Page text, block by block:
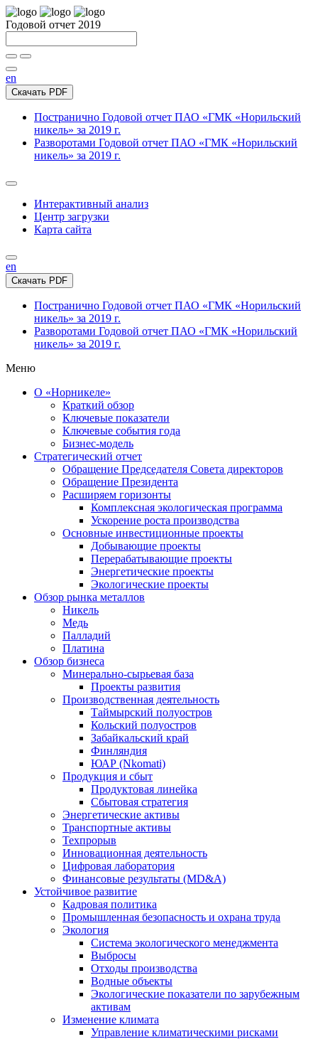
Годовой отчет 2019
en
Скачать PDF
Постранично Годовой отчет ПАО «ГМК «Норильский
никель» за 2019 г.
Разворотами Годовой отчет ПАО «ГМК «Норильский
никель» за 2019 г.
Интерактивный анализ
Центр загрузки
Карта сайта
en
Скачать PDF
Постранично Годовой отчет ПАО «ГМК «Норильский
никель» за 2019 г.
Разворотами Годовой отчет ПАО «ГМК «Норильский
никель» за 2019 г.
Меню
О «Норникеле»
Краткий обзор
Ключевые показатели
Ключевые события года
Бизнес-модель
Стратегический отчет
Обращение Председателя Совета директоров
Обращение Президента
Расширяем горизонты
Комплексная экологическая программа
Ускорение роста производства
Основные инвестиционные проекты
Добывающие проекты
Перерабатывающие проекты
Энергетические проекты
Экологические проекты
Обзор рынка металлов
Никель
Медь
Палладий
Платина
Обзор бизнеса
Минерально-сырьевая база
Проекты развития
Производственная деятельность
Таймырский полуостров
Кольский полуостров
Забайкальский край
Финляндия
ЮАР (Nkomati)
Продукция и сбыт
Продуктовая линейка
Сбытовая стратегия
Энергетические активы
Транспортные активы
Техпрорыв
Инновационная деятельность
Цифровая лаборатория
Финансовые результаты (MD&A)
Устойчивое развитие
Кадровая политика
Промышленная безопасность и охрана труда
Экология
Система экологического менеджмента
Выбросы
Отходы производства
Водные объекты
Экологические показатели по зарубежным
активам
Изменение климата
Управление климатическими рисками